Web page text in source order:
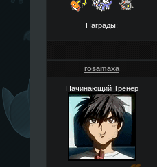
Награды:
rosamaxa
Начинающий Тренер